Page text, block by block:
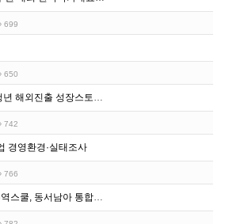
699
650
742
경영환경·실태조사
766